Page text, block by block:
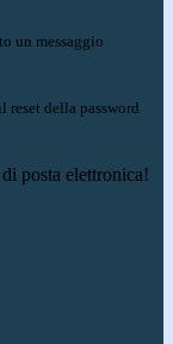
un messaggio
reset della password
posta elettronica!